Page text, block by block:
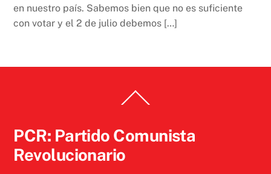
en nuestro país. Sabemos bien que no es suficiente
con votar y el 2 de julio debemos […]
To
PCR: Partido Comunista
Revolucionario